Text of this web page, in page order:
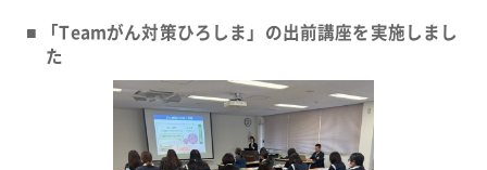
会社情報
採用情報
「Teamがん対策ひろしま」の出前講座を実施しまし
た